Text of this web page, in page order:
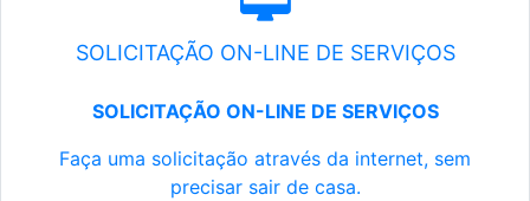
SOLICITAÇÃO ON-LINE DE SERVIÇOS
SOLICITAÇÃO ON-LINE DE SERVIÇOS
Faça uma solicitação através da internet, sem
precisar sair de casa.